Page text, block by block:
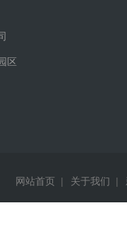
区
网站首页 | 关于我们 |